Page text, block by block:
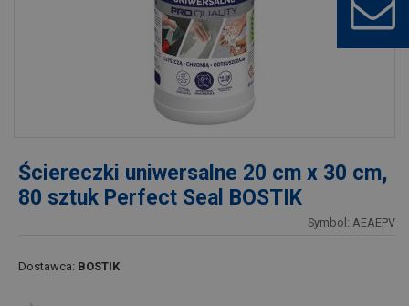
Ściereczki uniwersalne 20 cm x 30 cm,
80 sztuk Perfect Seal BOSTIK
Symbol: AEAEPV
Dostawca: BOSTIK